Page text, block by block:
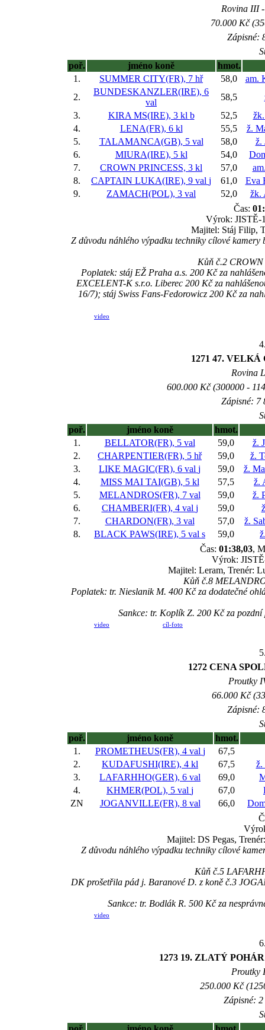
Rovina III
70.000 Kč
Zápisné:
poř.
jméno koně
hmot.
1.
SUMMER CITY(FR), 7 hř 58,0
am.
2.
BUNDESKANZLER(IRE), 6
val
58,5
3.
KIRA MS(IRE), 3 kl b 52,5
4.
LENA(FR), 6 kl 55,5
ž.
5.
TALAMANCA(GB), 5 val 58,0
ž.
6.
MIURA(IRE), 5 kl 54,0
7.
CROWN PRINCESS, 3 kl 57,0
8.
CAPTAIN LUKA(IRE), 9 val j 61,0
Eva
9.
ZAMACH(POL), 3 val 52,0
žk.
Čas:
Výrok: JISTĚ-
Majitel: Stáj Filip,
Z důvodu náhlého výpadku techniky cílové kamery
Kůň č.2
Poplatek: stáj EŽ Praha a.s. 200 Kč za
EXCELENT-K s.r.o. Liberec 200 Kč za
16/7); stáj Swiss Fans-Fedorowicz 200 Kč za
video
1271 47.
Rovina
600.000 Kč (300000 -
Zápisné: 7
poř.
jméno koně
hmot.
1.
BELLATOR(FR), 5 val 59,0
ž.
2.
CHARPENTIER(FR), 5 hř 59,0
ž.
3.
LIKE MAGIC(FR), 6 val j 59,0
ž.
4.
MISS MAI TAI(GB), 5 kl 57,5
ž.
5.
MELANDROS(FR), 7 val 59,0
ž.
6.
CHAMBERI(FR), 4 val j 59,0
7.
CHARDON(FR), 3 val 57,0
ž.
8.
BLACK PAWS(IRE), 5 val s 59,0
Čas: 01:38,03,
Výrok:
Majitel: Leram, Trenér:
Kůň č.8
Poplatek: tr. Nieslanik M. 400 Kč za dodatečné
Sankce: tr. Koplík Z. 200 Kč za
video cíl-foto
1272 CENA
Proutky
66.000 Kč
Zápisné:
poř.
jméno koně
hmot.
1.
PROMETHEUS(FR), 4 val j
67,5
2.
KUDAFUSHI(IRE), 4 kl 67,5
ž.
3.
LAFARHHO(GER), 6 val 69,0
4.
KHMER(POL), 5 val j 67,0
ZN
JOGANVILLE(FR), 8 val 66,0
Majitel: DS Pegas,
Z důvodu náhlého výpadku techniky cílové
Kůň č.5
DK prošetřila pád j. Baranové D. z koně č.3
Sankce: tr. Bodlák R. 500 Kč za
video
1273 19. ZLATÝ
Proutky
250.000 Kč
Zápisné: